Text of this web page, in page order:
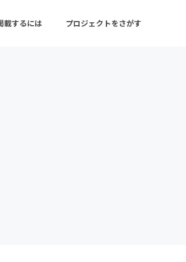
載するには プロジェクトをさがす
プロジェクト
発